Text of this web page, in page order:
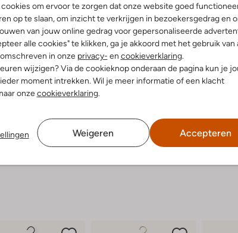
om ervoor te zorgen dat onze website goed
op te slaan, om inzicht te verkrijgen in bezoekersgedrag en
van jouw online gedrag voor gepersonaliseerde
alle cookies" te klikken, ga je akkoord met het gebruik van
in onze privacy- en cookieverklaring.
wijzigen? Via de cookieknop onderaan de pagina kun je
moment intrekken. Wil je meer informatie of een klacht
onzecookieverklaring.
Weigeren Accepteren
100 % Katoen
Ontdek het RELAXED YACHT
zomer. Dit witte shirt van
vliegeren in het park.
frisse, zomerse look. De relaxte
nu op het strand speelt of een
Voeg een pet toe voor extra